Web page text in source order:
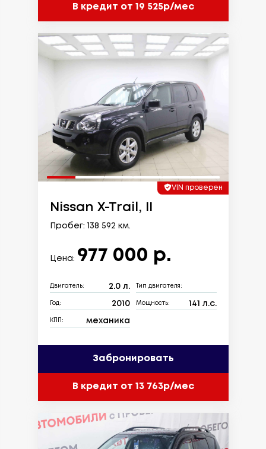
В кредит от 19 525р/мес
VIN проверен
Nissan X-Trail, II
Пробег: 138 592 км.
Цена: 977 000 р.
Двигатель: 2.0 л. Тип двигателя:
Год: 2010 Мощность: 141 л.с.
КПП: механика
Забронировать
В кредит от 13 763р/мес